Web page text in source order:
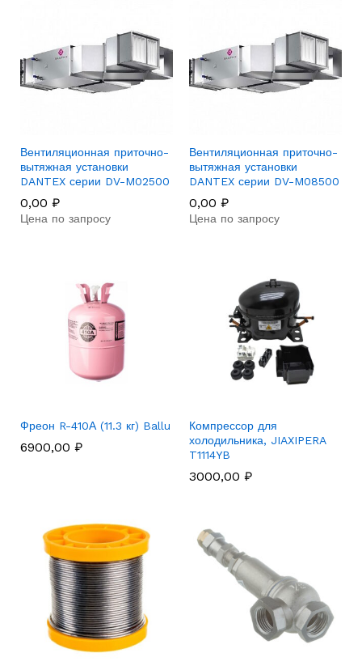
Вентиляционная приточно-
вытяжная установки
DANTEX серии DV-M02500
0,00 ₽
Цена по запросу
Вентиляционная приточно-
вытяжная установки
DANTEX серии DV-M08500
0,00 ₽
Цена по запросу
Фреон R-410А (11.3 кг) Ballu
6900,00 ₽
Компрессор для
холодильника, JIAXIPERA
T1114YB
3000,00 ₽